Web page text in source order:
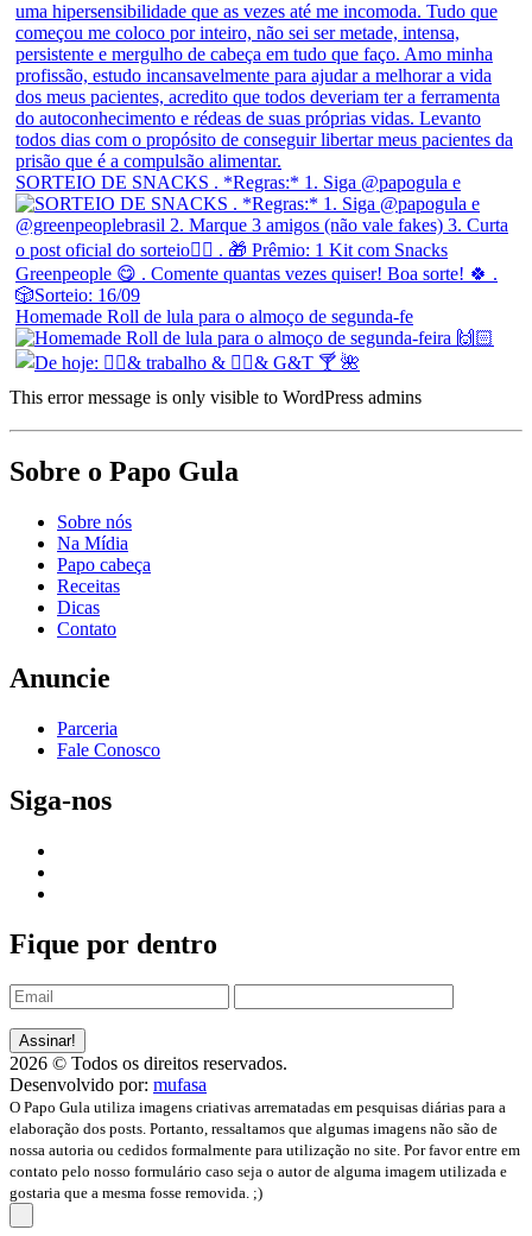
SORTEIO DE SNACKS . *Regras:* 1. Siga @papogula e
Homemade Roll de lula para o almoço de segunda-fe
This error message is only visible to WordPress admins
Sobre o Papo Gula
Sobre nós
Na Mídia
Papo cabeça
Receitas
Dicas
Contato
Anuncie
Parceria
Fale Conosco
Siga-nos
Fique por dentro
2026 © Todos os direitos reservados.
Desenvolvido por: mufasa
O Papo Gula utiliza imagens criativas arrematadas em pesquisas diárias para a
elaboração dos posts. Portanto, ressaltamos que algumas imagens não são de
nossa autoria ou cedidos formalmente para utilização no site. Por favor entre em
contato pelo nosso formulário caso seja o autor de alguma imagem utilizada e
gostaria que a mesma fosse removida. ;)